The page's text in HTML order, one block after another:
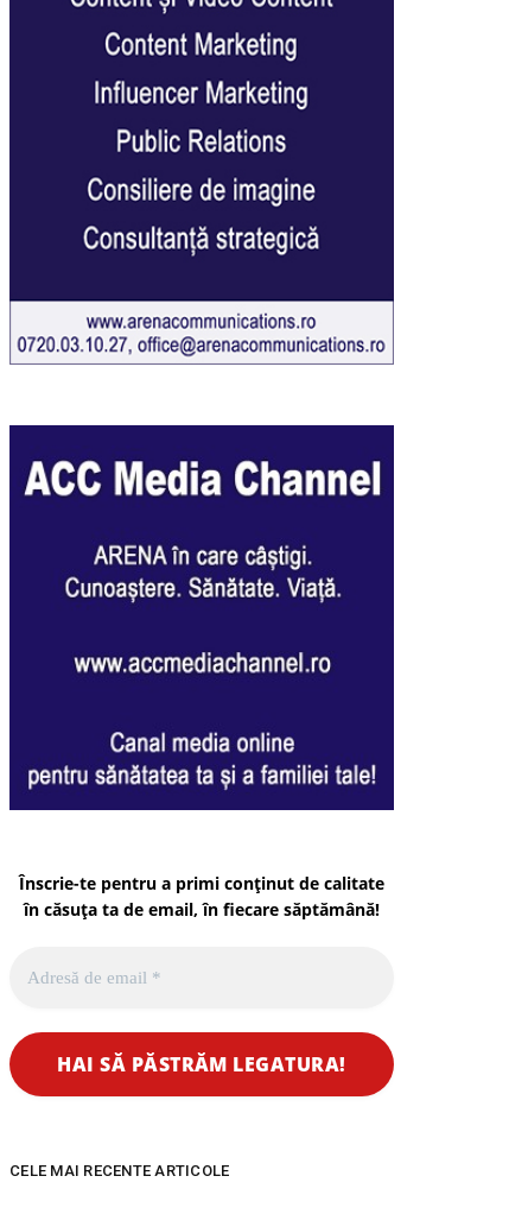
Înscrie-te pentru a primi conținut de calitate
în căsuța ta de email, în fiecare săptămână!
CELE MAI RECENTE ARTICOLE